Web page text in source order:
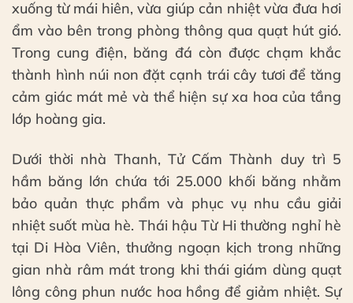
xuống từ mái hiên, vừa giúp cản nhiệt vừa đưa hơi
ẩm vào bên trong phòng thông qua quạt hút gió.
Trong cung điện, băng đá còn được chạm khắc
thành hình núi non đặt cạnh trái cây tươi để tăng
cảm giác mát mẻ và thể hiện sự xa hoa của tầng
lớp hoàng gia.
Dưới thời nhà Thanh, Tử Cấm Thành duy trì 5
hầm băng lớn chứa tới 25.000 khối băng nhằm
bảo quản thực phẩm và phục vụ nhu cầu giải
nhiệt suốt mùa hè. Thái hậu Từ Hi thường nghỉ hè
tại Di Hòa Viên, thưởng ngoạn kịch trong những
gian nhà râm mát trong khi thái giám dùng quạt
lông công phun nước hoa hồng để giảm nhiệt. Sự